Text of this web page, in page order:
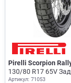
Pirelli Scorpion
130/80 R17 65V
Артикул: 71053